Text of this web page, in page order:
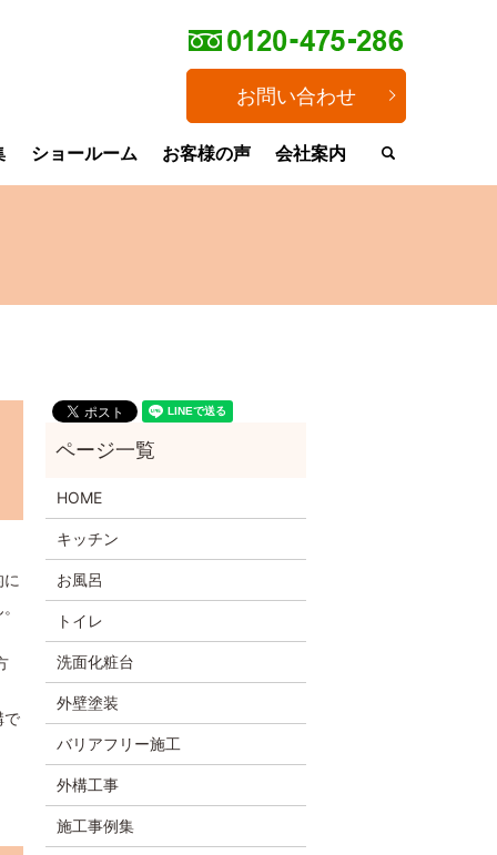
ショールーム お客様の声 会社案内
お問い合わせ
で
HOME
キッチン
お風呂
トイレ
洗面化粧台
外壁塗装
バリアフリー施工
外構工事
施工事例集